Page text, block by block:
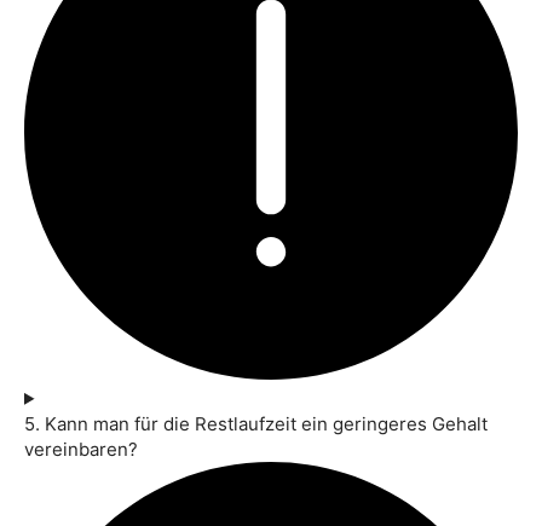
5. Kann man für die Restlaufzeit ein geringeres Gehalt
vereinbaren?